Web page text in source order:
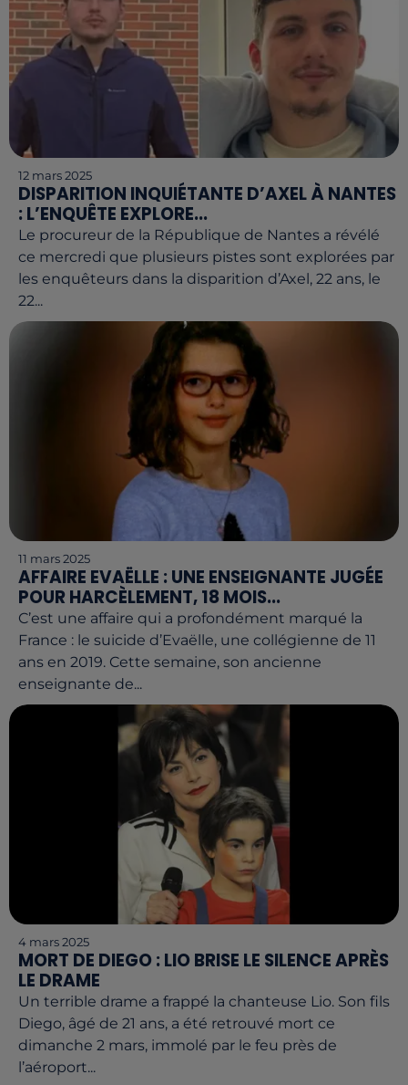
12 mars 2025
DISPARITION INQUIÉTANTE D’AXEL À NANTES
: L’ENQUÊTE EXPLORE...
Le procureur de la République de Nantes a révélé
ce mercredi que plusieurs pistes sont explorées par
les enquêteurs dans la disparition d’Axel, 22 ans, le
22...
11 mars 2025
AFFAIRE EVAËLLE : UNE ENSEIGNANTE JUGÉE
POUR HARCÈLEMENT, 18 MOIS...
C’est une affaire qui a profondément marqué la
France : le suicide d’Evaëlle, une collégienne de 11
ans en 2019. Cette semaine, son ancienne
enseignante de...
4 mars 2025
MORT DE DIEGO : LIO BRISE LE SILENCE APRÈS
LE DRAME
Un terrible drame a frappé la chanteuse Lio. Son fils
Diego, âgé de 21 ans, a été retrouvé mort ce
dimanche 2 mars, immolé par le feu près de
l’aéroport...